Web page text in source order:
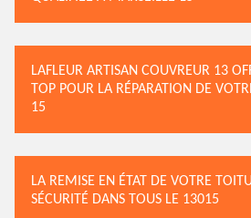
LAFLEUR ARTISAN COUVREUR 13
TOP POUR LA RÉPARATION DE
15
LA REMISE EN ÉTAT DE VOTRE
SÉCURITÉ DANS TOUS LE 13015